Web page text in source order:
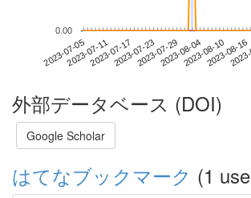
2023-07-052023-07-112023-07-172023-07-232023-07-292023-08-042023-08-102023-08-16
0.00
外部データベース (DOI)
Google Scholar
はてなブックマーク (1